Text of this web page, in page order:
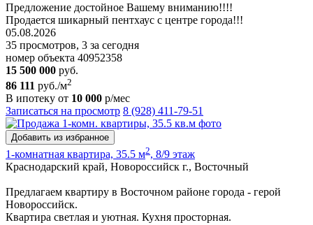
Предложение достойное Вашему вниманию!!!!
Продается шикарный пентхаус с центре города!!!
05.08.2026
35 просмотров, 3 за сегодня
номер объекта 40952358
15 500 000 руб.
86 111 руб./м2
В ипотеку от 10 000 р/мес
Записаться на просмотр 8 (928) 411-79-51
Добавить из избранное
1-комнатная квартира, 35.5 м2, 8/9 этаж
Краснодарский край, Новороссийск г., Восточный
Предлагаем квартиру в Восточном районе города - герой
Новороссийск.
Квартира светлая и уютная. Кухня просторная.